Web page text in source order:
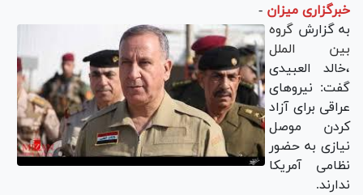
خبرگزاری میزان -
به گزارش گروه
بین الملل
،خالد العبیدی
گفت: نیروهای
عراقی برای آزاد
کردن موصل
نیازی به حضور
نظامی آمریکا
ندارند.